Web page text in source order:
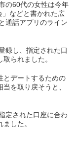
の60代の女性は今年
などと書かれた広
通話アプリのライン
録し、指定された口
られました。
とデートするための
を取り戻そうと、
定された口座に合わ
した。